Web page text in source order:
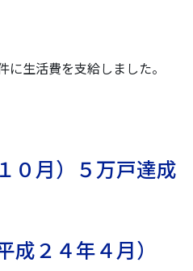
生活費を支給しました。
０月）５万戸達成
２４年４月）